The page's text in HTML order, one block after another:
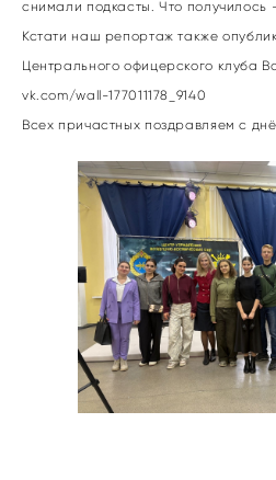
снимали подкасты. Что получилось
Кстати наш репортаж также
Центрального офицерского клуба
vk.com/wall-177011178_9140
Всех причастных поздравляем с